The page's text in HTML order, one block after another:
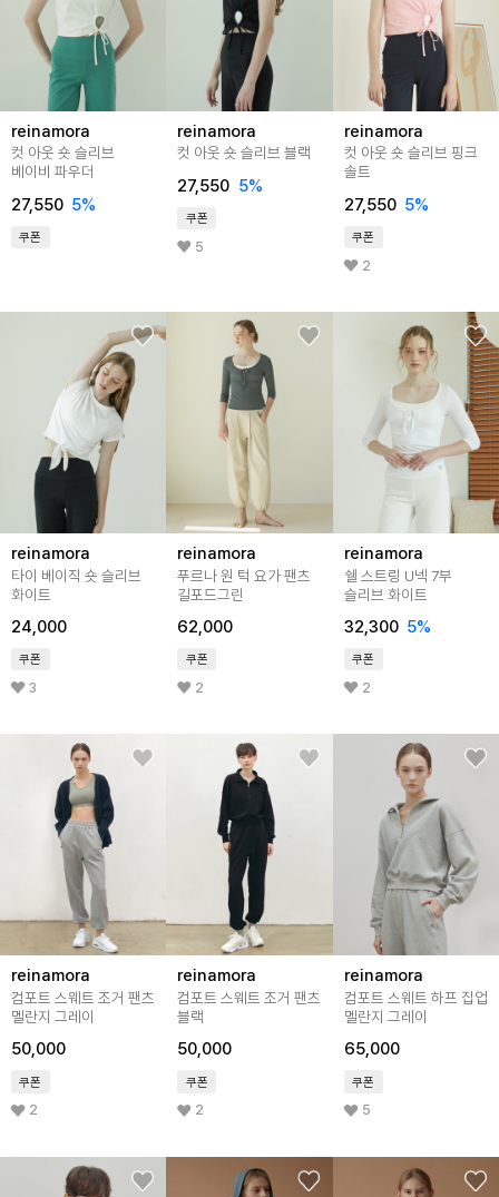
reinamora
컷 아웃 숏 슬리브
베이비 파우더
27,550 5%
쿠폰
reinamora
컷 아웃 숏 슬리브 블랙
27,550 5%
쿠폰
5
reinamora
컷 아웃 숏 슬리브 핑크
솔트
27,550 5%
쿠폰
2
reinamora
타이 베이직 숏 슬리브
화이트
24,000
쿠폰
3
reinamora
푸르나 원 턱 요가 팬츠
길포드그린
62,000
쿠폰
2
reinamora
쉘 스트링 U넥 7부
슬리브 화이트
32,300 5%
쿠폰
2
reinamora
컴포트 스웨트 조거 팬츠
멜란지 그레이
50,000
쿠폰
2
reinamora
컴포트 스웨트 조거 팬츠
블랙
50,000
쿠폰
2
reinamora
컴포트 스웨트 하프 집업
멜란지 그레이
65,000
쿠폰
5